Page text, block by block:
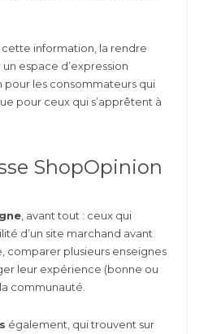
information, la rendre
espace d’expression
pour les consommateurs qui
pour ceux qui s’apprêtent à
ShopOpinion
, avant tout : ceux qui
d’un site marchand avant
comparer plusieurs enseignes
leur expérience (bonne ou
communauté.
également, qui trouvent sur